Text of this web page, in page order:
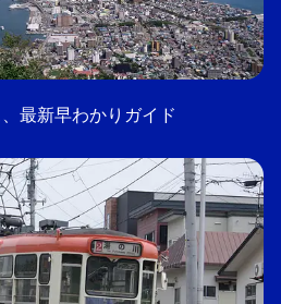
最新早わかりガイド